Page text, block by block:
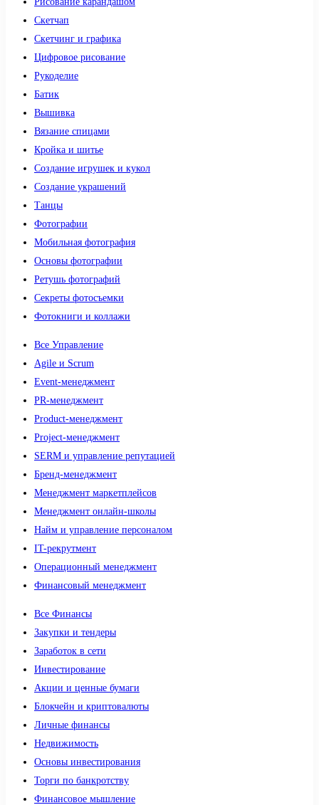
Скетчап
Скетчинг и графика
Цифровое рисование
Рукоделие
Батик
Вышивка
Вязание спицами
Кройка и шитье
Создание игрушек и кукол
Создание украшений
Танцы
Фотографии
Мобильная фотография
Основы фотографии
Ретушь фотографий
Секреты фотосъемки
Фотокниги и коллажи
Все Управление
Agile и Scrum
Event-менеджмент
PR-менеджмент
Product-менеджмент
Project-менеджмент
SERM и управление репутацией
Бренд-менеджмент
Менеджмент маркетплейсов
Менеджмент онлайн-школы
Найм и управление персоналом
IT-рекрутмент
Операционный менеджмент
Финансовый менеджмент
Все Финансы
Закупки и тендеры
Заработок в сети
Инвестирование
Акции и ценные бумаги
Блокчейн и криптовалюты
Личные финансы
Недвижимость
Основы инвестирования
Торги по банкротству
Финансовое мышление